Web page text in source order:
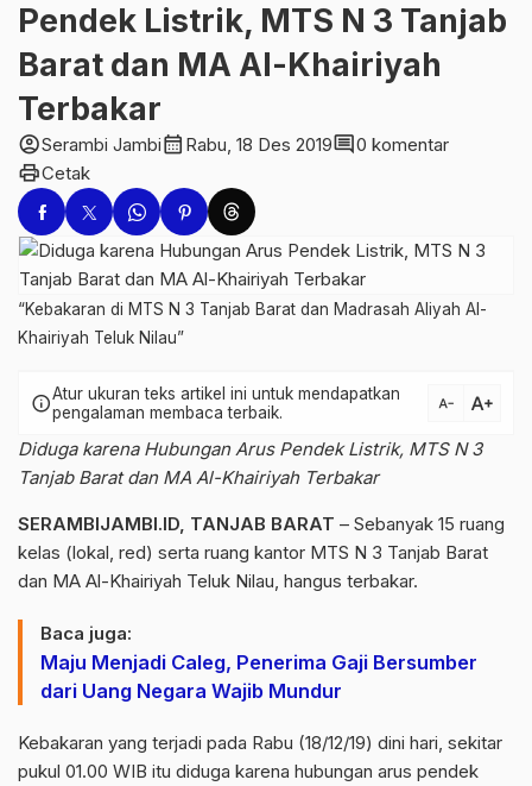
Pendek Listrik, MTS N 3 Tanjab
Barat dan MA Al-Khairiyah
Terbakar
account_circleSerambi Jambicalendar_month Rabu, 18 Des 2019comment0 komentar
printCetak
“Kebakaran di MTS N 3 Tanjab Barat dan Madrasah Aliyah Al-
Khairiyah Teluk Nilau”
infoAtur ukuran teks artikel ini untuk mendapatkan
pengalaman membaca terbaik.
text_decrease text_increase
Diduga karena Hubungan Arus Pendek Listrik, MTS N 3
Tanjab Barat dan MA Al-Khairiyah Terbakar
SERAMBIJAMBI.ID, TANJAB BARAT – Sebanyak 15 ruang
kelas (lokal, red) serta ruang kantor MTS N 3 Tanjab Barat
dan MA Al-Khairiyah Teluk Nilau, hangus terbakar.
Baca juga:
Maju Menjadi Caleg, Penerima Gaji Bersumber
dari Uang Negara Wajib Mundur
Kebakaran yang terjadi pada Rabu (18/12/19) dini hari, sekitar
pukul 01.00 WIB itu diduga karena hubungan arus pendek